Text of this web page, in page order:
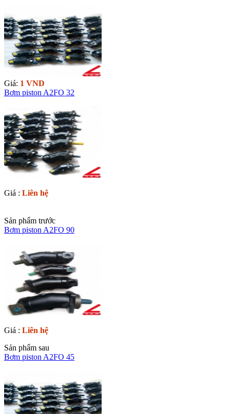
Giá: 1 VND
Bơm piston A2FO 32
Giá : Liên hệ
Sản phẩm trước
Bơm piston A2FO 90
Giá : Liên hệ
Sản phẩm sau
Bơm piston A2FO 45